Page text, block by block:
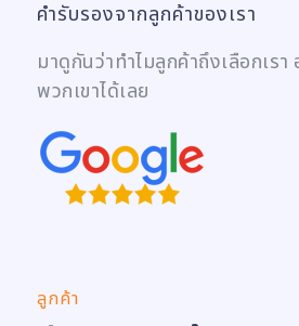
คำรับรองจากลูกค้าของเรา
มาดูกันว่าทำไมลูกค้าถึงเลือกเรา
พวกเขาได้เลย
ลูกค้า